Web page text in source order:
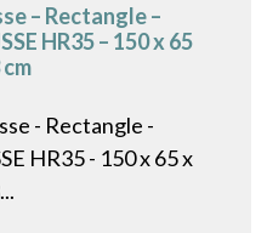
– Rectangle –
HR35 – 150 x 65
- Rectangle -
HR35 - 150 x 65 x